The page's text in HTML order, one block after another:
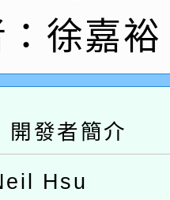
應申請許可
水利署委託
院辦理「
日(星期六
」
年度第2次
公告(無人
學行動站研
：徐嘉
開發者簡介
Hsu